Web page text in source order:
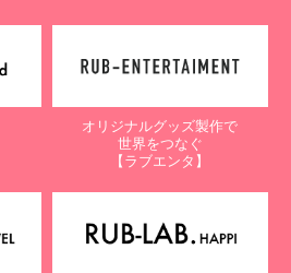
オリジナルグッズ製作で
世界をつなぐ
【ラブエンタ】